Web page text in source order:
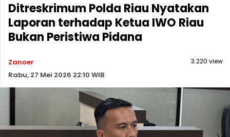
Ditreskrimum Polda Riau Nyatakan
Laporan terhadap Ketua IWO Riau
Bukan Peristiwa Pidana
Zanoer
Rabu, 27 Mei 2026 22:10 WIB
3.220 view